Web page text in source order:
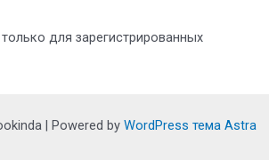
для зарегистрированных
| Powered by WordPress тема Astra